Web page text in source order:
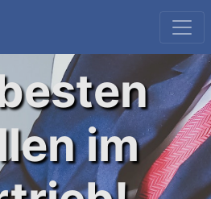
im